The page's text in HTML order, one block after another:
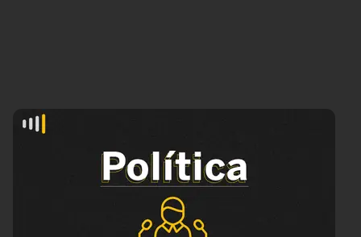
Agronegócios
Cultura
Economia
Educação
Infraestrutura
Internacional
Política
Saúde